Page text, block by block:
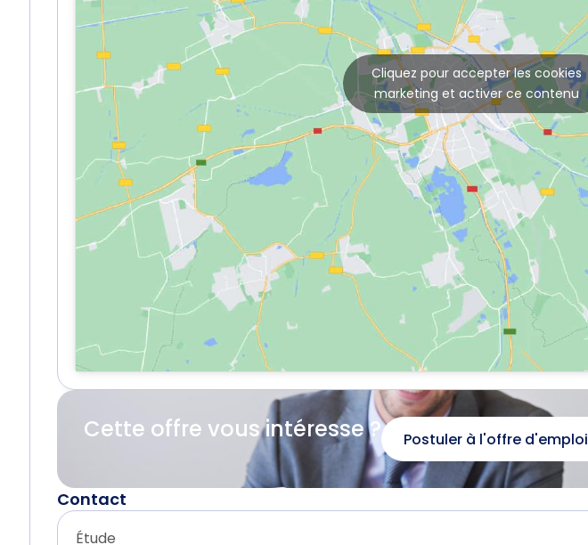
Cliquez pour accepter les cookies
marketing et activer ce contenu
Cette offre vous intéresse ? Postuler à l'offre d'emploi
Contact
Étude